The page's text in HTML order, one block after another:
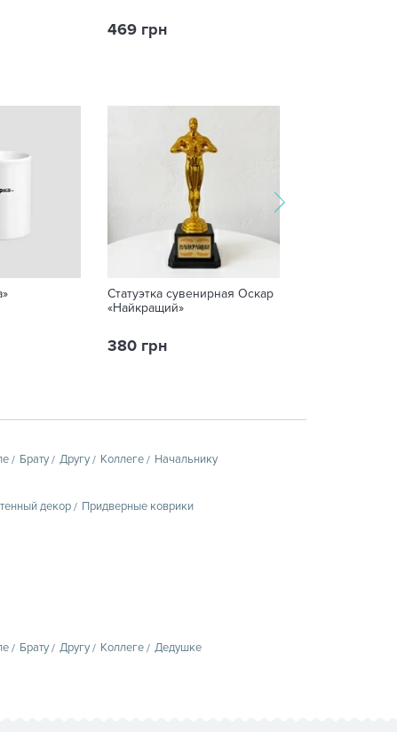
469 грн
Статуэтка сувенирная Оскар
«Найкращий»
380 грн
Брату Другу Коллеге Начальнику
декор Придверные коврики
Брату Другу Коллеге Дедушке